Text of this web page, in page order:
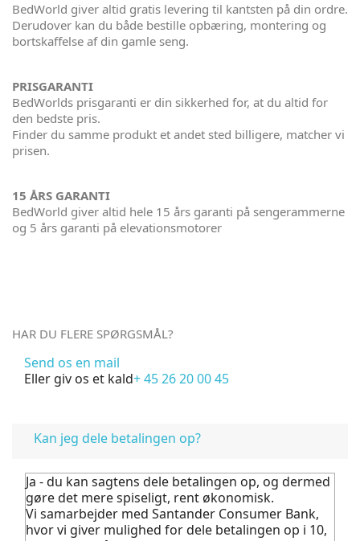
BedWorld giver altid gratis levering til kantsten på din ordre.
Derudover kan du både bestille opbæring, montering og
bortskaffelse af din gamle seng.
PRISGARANTI
BedWorlds prisgaranti er din sikkerhed for, at du altid for
den bedste pris.
Finder du samme produkt et andet sted billigere, matcher vi
prisen.
15 ÅRS GARANTI
BedWorld giver altid hele 15 års garanti på sengerammerne
og 5 års garanti på elevationsmotorer
HAR DU FLERE SPØRGSMÅL?
Send os en mail
Eller giv os et kald+ 45 26 20 00 45
Kan jeg dele betalingen op?
Ja - du kan sagtens dele betalingen op, og dermed
gøre det mere spiseligt, rent økonomisk.
Vi samarbejder med Santander Consumer Bank,
hvor vi giver mulighed for dele betalingen op i 10,